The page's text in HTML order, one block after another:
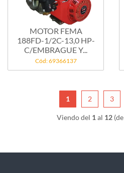
MOTOR FEMA
188FD-1/2C-13,0 HP-
C/EMBRAGUE Y...
Cód: 69366137
1 2 3
Viendo del 1 al 12(de